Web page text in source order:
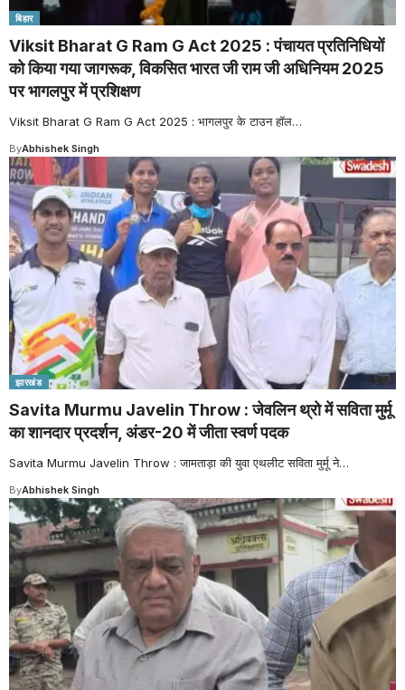
बिहार
Viksit Bharat G Ram G Act 2025 : पंचायत प्रतिनिधियों
को किया गया जागरूक, विकसित भारत जी राम जी अधिनियम 2025
पर भागलपुर में प्रशिक्षण
Viksit Bharat G Ram G Act 2025 : भागलपुर के टाउन हॉल…
ByAbhishek Singh
झारखंड
Savita Murmu Javelin Throw : जेवलिन थ्रो में सविता मुर्मू
का शानदार प्रदर्शन, अंडर-20 में जीता स्वर्ण पदक
Savita Murmu Javelin Throw : जामताड़ा की युवा एथलीट सविता मुर्मू ने…
ByAbhishek Singh